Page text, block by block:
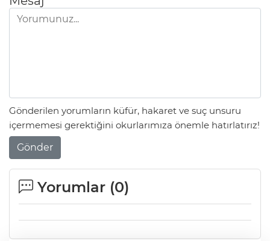
Gönderilen yorumların küfür, hakaret ve suç unsuru
içermemesi gerektiğini okurlarımıza önemle hatırlatırız!
Gönder
Yorumlar (0)